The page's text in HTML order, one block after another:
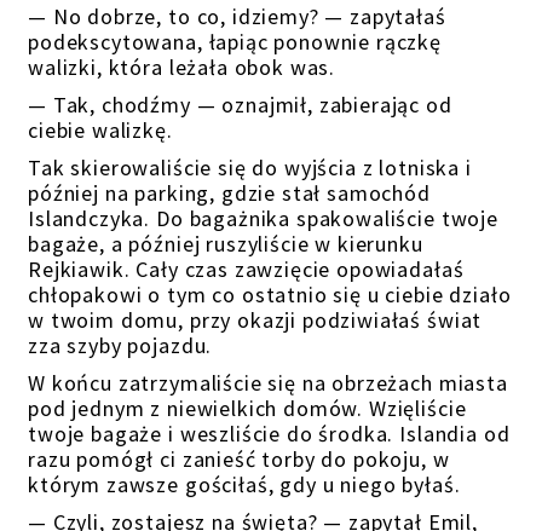
— No dobrze, to co, idziemy? — zapytałaś
podekscytowana, łapiąc ponownie rączkę
walizki, która leżała obok was.
— Tak, chodźmy — oznajmił, zabierając od
ciebie walizkę.
Tak skierowaliście się do wyjścia z lotniska i
później na parking, gdzie stał samochód
Islandczyka. Do bagażnika spakowaliście twoje
bagaże, a później ruszyliście w kierunku
Rejkiawik. Cały czas zawzięcie opowiadałaś
chłopakowi o tym co ostatnio się u ciebie działo
w twoim domu, przy okazji podziwiałaś świat
zza szyby pojazdu.
W końcu zatrzymaliście się na obrzeżach miasta
pod jednym z niewielkich domów. Wzięliście
twoje bagaże i weszliście do środka. Islandia od
razu pomógł ci zanieść torby do pokoju, w
którym zawsze gościłaś, gdy u niego byłaś.
— Czyli, zostajesz na święta? — zapytał Emil,